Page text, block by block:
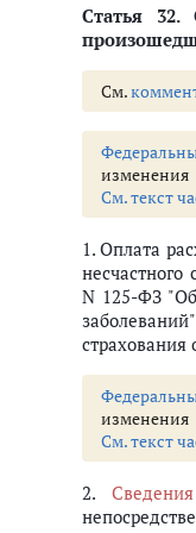
Статья 32.
См.
изменения
См. текст
1. Оплата
несчастного
N 125-ФЗ "Об
страхования
изменения
См. текст
2. Сведения